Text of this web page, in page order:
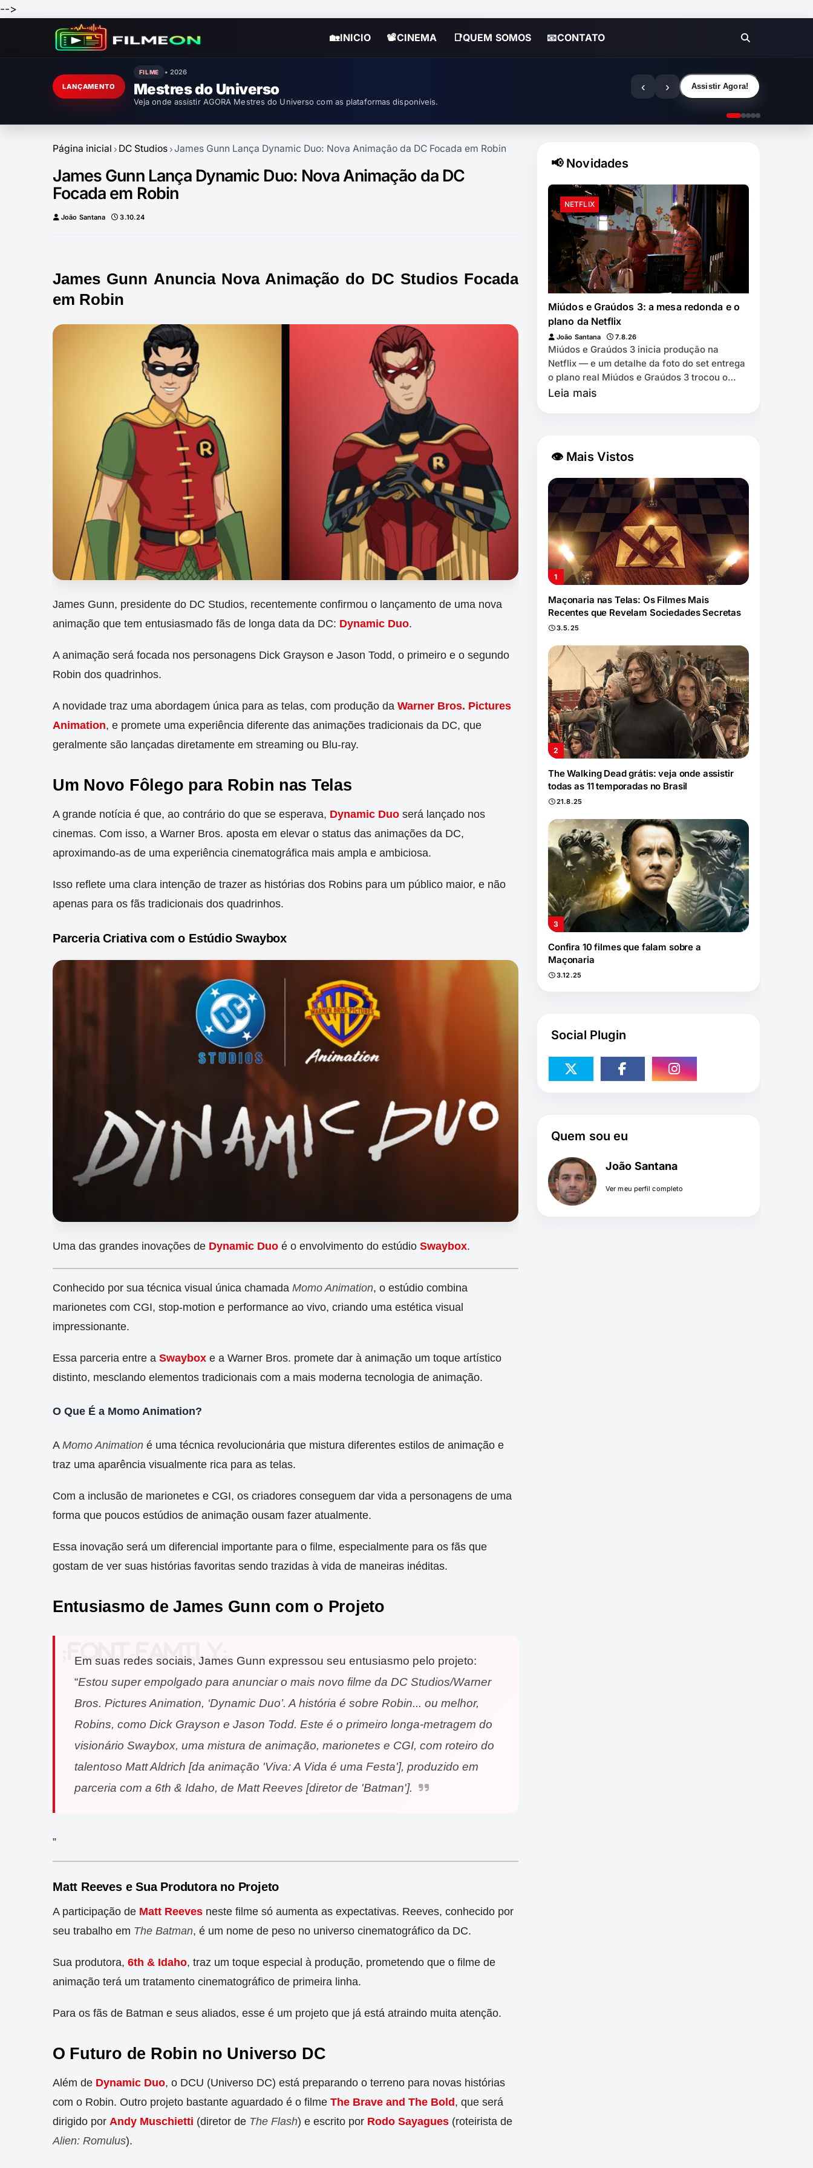
-->
🏡INICIO 📽CINEMA 📑QUEM SOMOS 📧CONTATO
LANÇAMENTO
FILME • 2026
Mestres do Universo
Veja onde assistir AGORA Mestres do Universo com as plataformas disponíveis.
‹ › Assistir Agora!
Página inicial DC Studios James Gunn Lança Dynamic Duo: Nova Animação da DC Focada em Robin
James Gunn Lança Dynamic Duo: Nova Animação da DC
Focada em Robin
João Santana 3.10.24
James Gunn Anuncia Nova Animação do DC Studios Focada
em Robin
James Gunn, presidente do DC Studios, recentemente confirmou o lançamento de uma nova
animação que tem entusiasmado fãs de longa data da DC: Dynamic Duo.
A animação será focada nos personagens Dick Grayson e Jason Todd, o primeiro e o segundo
Robin dos quadrinhos.
A novidade traz uma abordagem única para as telas, com produção da Warner Bros. Pictures
Animation, e promete uma experiência diferente das animações tradicionais da DC, que
geralmente são lançadas diretamente em streaming ou Blu-ray.
Um Novo Fôlego para Robin nas Telas
A grande notícia é que, ao contrário do que se esperava, Dynamic Duo será lançado nos
cinemas. Com isso, a Warner Bros. aposta em elevar o status das animações da DC,
aproximando-as de uma experiência cinematográfica mais ampla e ambiciosa.
Isso reflete uma clara intenção de trazer as histórias dos Robins para um público maior, e não
apenas para os fãs tradicionais dos quadrinhos.
Parceria Criativa com o Estúdio Swaybox
Uma das grandes inovações de Dynamic Duo é o envolvimento do estúdio Swaybox.
Conhecido por sua técnica visual única chamada Momo Animation, o estúdio combina
marionetes com CGI, stop-motion e performance ao vivo, criando uma estética visual
impressionante.
Essa parceria entre a Swaybox e a Warner Bros. promete dar à animação um toque artístico
distinto, mesclando elementos tradicionais com a mais moderna tecnologia de animação.
O Que É a Momo Animation?
A Momo Animation é uma técnica revolucionária que mistura diferentes estilos de animação e
traz uma aparência visualmente rica para as telas.
Com a inclusão de marionetes e CGI, os criadores conseguem dar vida a personagens de uma
forma que poucos estúdios de animação ousam fazer atualmente.
Essa inovação será um diferencial importante para o filme, especialmente para os fãs que
gostam de ver suas histórias favoritas sendo trazidas à vida de maneiras inéditas.
Entusiasmo de James Gunn com o Projeto
Em suas redes sociais, James Gunn expressou seu entusiasmo pelo projeto:
“Estou super empolgado para anunciar o mais novo filme da DC Studios/Warner
Bros. Pictures Animation, ‘Dynamic Duo’. A história é sobre Robin... ou melhor,
Robins, como Dick Grayson e Jason Todd. Este é o primeiro longa-metragem do
visionário Swaybox, uma mistura de animação, marionetes e CGI, com roteiro do
talentoso Matt Aldrich [da animação 'Viva: A Vida é uma Festa'], produzido em
parceria com a 6th & Idaho, de Matt Reeves [diretor de 'Batman'].
”
Matt Reeves e Sua Produtora no Projeto
A participação de Matt Reeves neste filme só aumenta as expectativas. Reeves, conhecido por
seu trabalho em The Batman, é um nome de peso no universo cinematográfico da DC.
Sua produtora, 6th & Idaho, traz um toque especial à produção, prometendo que o filme de
animação terá um tratamento cinematográfico de primeira linha.
Para os fãs de Batman e seus aliados, esse é um projeto que já está atraindo muita atenção.
O Futuro de Robin no Universo DC
Além de Dynamic Duo, o DCU (Universo DC) está preparando o terreno para novas histórias
com o Robin. Outro projeto bastante aguardado é o filme The Brave and The Bold , que será
dirigido por Andy Muschietti (diretor de The Flash) e escrito por Rodo Sayagues (roteirista de
Alien: Romulus).
📢 Novidades
NETFLIX
Miúdos e Graúdos 3: a mesa redonda e o
plano da Netflix
João Santana 7.8.26
Miúdos e Graúdos 3 inicia produção na
Netflix — e um detalhe da foto do set entrega
o plano real Miúdos e Graúdos 3 trocou o
Leia mais
👁 Mais Vistos
Maçonaria nas Telas: Os Filmes Mais
Recentes que Revelam Sociedades Secretas
3.5.25
The Walking Dead grátis: veja onde assistir
todas as 11 temporadas no Brasil
21.8.25
Confira 10 filmes que falam sobre a
Maçonaria
3.12.25
Social Plugin
Quem sou eu
João Santana
Ver meu perfil completo